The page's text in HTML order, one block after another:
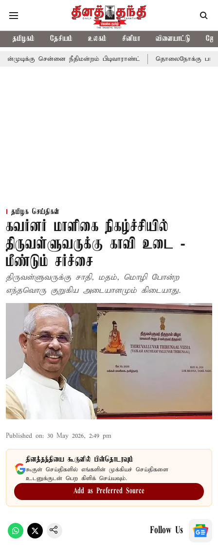
தமிழகம் தேசியம் உலகம் சினிமா விளையாட்டு
சென்னை நீதிமன்றம் பிடிவாராண்ட் தொலைநோக்கு பார்வையுடன்
தமிழக செய்திகள்
கவர்னர் மாளிகை நிகழ்ச்சியில்
திருவள்ளுவருக்கு காவி உடை -
மீண்டும் சர்ச்சை
திருவள்ளுவருக்கு சாதி, மதம், மொழி போன்ற
எந்தவொரு குறுகிய அடையாளமும் கிடையாது.
Published on: 30 May 2026, 2:49 pm
தினத்தந்தியை கூகுளில் பின்தொடரவும்
கூகுள் செய்திகளில் எங்களின் முக்கியச் செய்திகளை
உடனுக்குடன் பெற கிளிக் செய்யவும்.
Add as Preferred Source
Follow Us